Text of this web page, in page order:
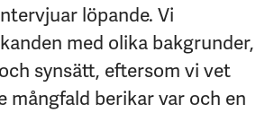
löpande. Vi
med olika bakgrunder,
synsätt, eftersom vi vet
mångfald berikar var och en